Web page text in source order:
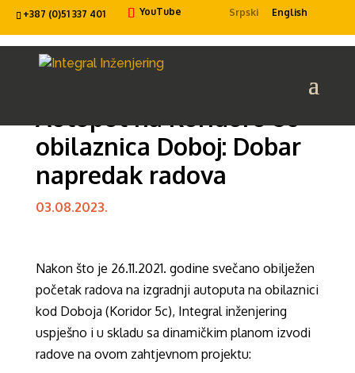
+387 (0)51 337 401 YouTube Srpski English
Autoput na Koridoru 5c –
obilaznica Doboj: Dobar
napredak radova
03.08.2023.
Nakon što je 26.11.2021. godine svečano obilježen
početak radova na izgradnji autoputa na obilaznici
kod Doboja (Koridor 5c), Integral inženjering
uspješno i u skladu sa dinamičkim planom izvodi
radove na ovom zahtjevnom projektu: